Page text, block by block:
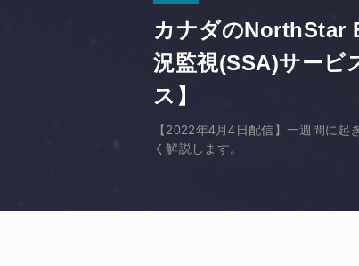
カナダのNorthStar
況監視(SSA)サービ
ス】
【2022年4月4日配信】一週間に
く解説します。